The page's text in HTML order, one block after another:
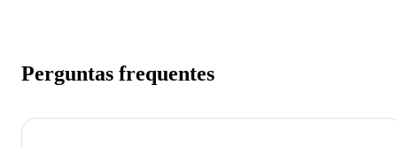
Perguntas frequentes